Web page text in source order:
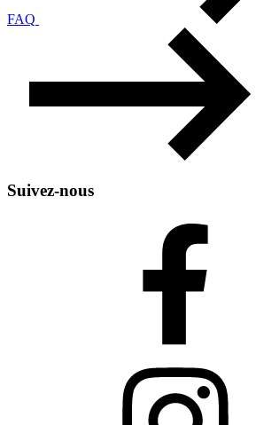
FAQ
Suivez-nous